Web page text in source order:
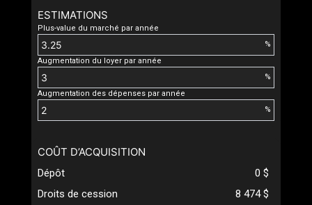
ESTIMATIONS
Plus-value du marché par année
%
Augmentation du loyer par année
%
Augmentation des dépenses par année
%
COÛT D’ACQUISITION
Dépôt
0 $
Droits de cession
8 474 $